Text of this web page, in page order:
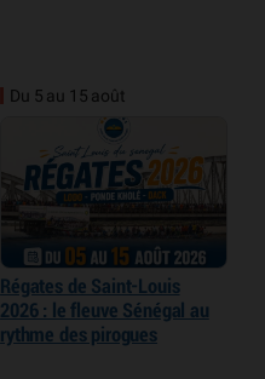
Du 5 au 15 août
Régates de Saint-Louis
2026 : le fleuve Sénégal au
rythme des pirogues